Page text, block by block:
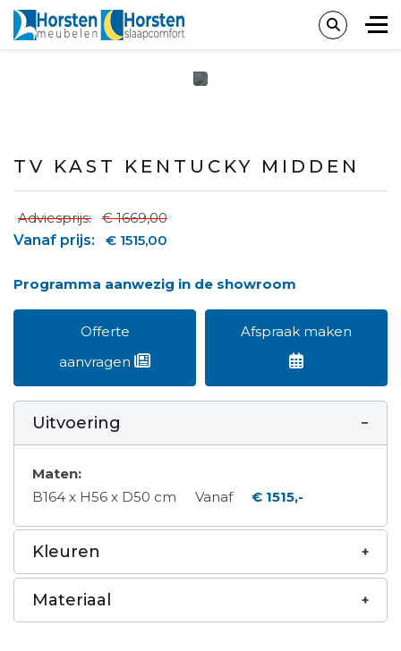
TV KAST KENTUCKY MIDDEN
Adviesprijs:
€ 1669,00
Vanaf prijs:
€ 1515,00
Programma aanwezig in de showroom
Offerte
aanvragen
Afspraak maken
Uitvoering
Maten:
B164 x H56 x D50 cm
Vanaf € 1515,-
Kleuren
Materiaal